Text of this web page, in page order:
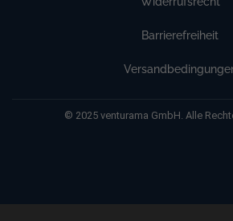
Barrierefreiheit
© 2025 venturama GmbH. Alle